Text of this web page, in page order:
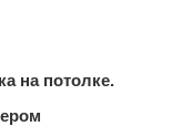
на потолке.